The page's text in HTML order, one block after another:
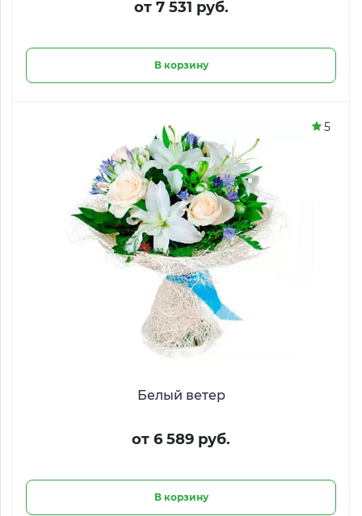
от 7 531 руб.
В корзину
Белый ветер
от 6 589 руб.
В корзину
5